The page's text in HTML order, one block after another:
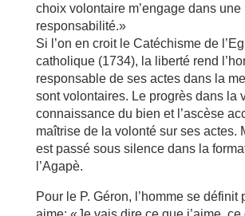
choix volontaire m’engage dans une
responsabilité.»
Si l’on en croit le Catéchisme de
catholique (1734), la liberté rend
responsable de ses actes dans la
sont volontaires. Le progrès dans la
connaissance du bien et l’ascèse
maîtrise de la volonté sur ses actes.
est passé sous silence dans la
l’Agapè.
Pour le P. Géron, l’homme se définit